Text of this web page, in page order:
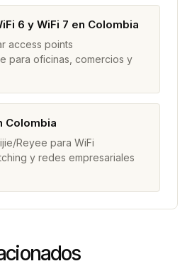
6 y WiFi 7 en Colombia
access points
para oficinas, comercios y
Colombia
Reyee para WiFi
y redes empresariales